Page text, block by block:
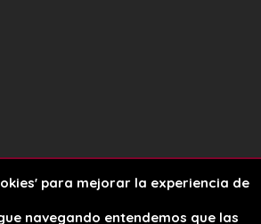
para mejorar la experiencia de
navegando entendemos que las